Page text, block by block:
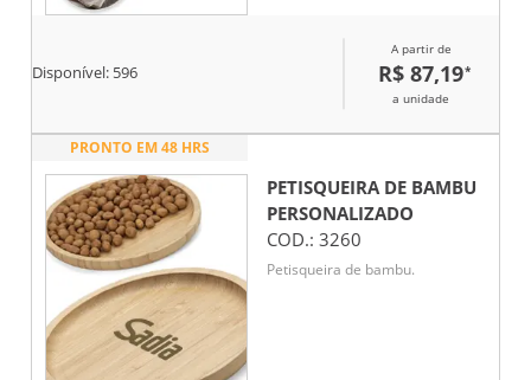
nos materiais naturais pode
variar entre produtos. 100 x 100
Disponível: 596
A partir de
R$ 87,19*
a unidade
PRONTO EM 48 HRS
PETISQUEIRA DE BAMBU
PERSONALIZADO
COD.: 3260
Petisqueira de bambu.